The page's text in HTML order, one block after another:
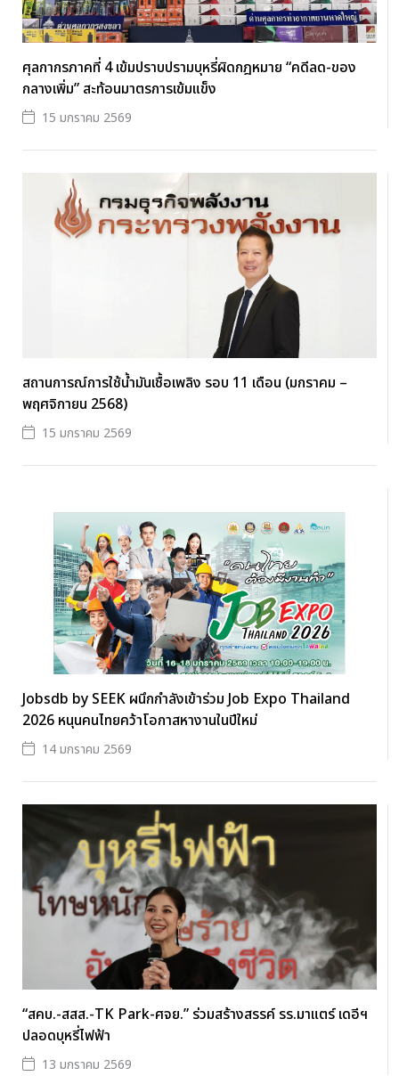
ศุลกากรภาคที่ 4 เข้มปราบปรามบุหรี่ผิดกฎหมาย “คดีลด-ของ
กลางเพิ่ม” สะท้อนมาตรการเข้มแข็ง
15 มกราคม 2569
สถานการณ์การใช้น้ำมันเชื้อเพลิง รอบ 11 เดือน (มกราคม –
พฤศจิกายน 2568)
15 มกราคม 2569
Jobsdb by SEEK ผนึกกำลังเข้าร่วม Job Expo Thailand
2026 หนุนคนไทยคว้าโอกาสหางานในปีใหม่
14 มกราคม 2569
“สคบ.-สสส.-TK Park-ศจย.” ร่วมสร้างสรรค์ รร.มาแตร์ เดอีฯ
ปลอดบุหรี่ไฟฟ้า
13 มกราคม 2569